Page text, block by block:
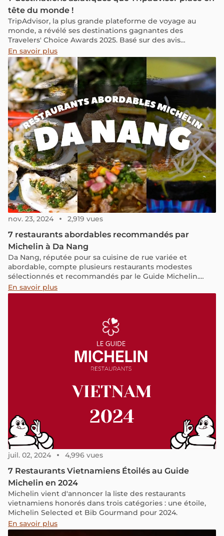
tête du monde !
TripAdvisor, la plus grande plateforme de voyage au
monde, a révélé ses destinations gagnantes des
Travelers' Choice Awards 2025. Basé sur des avis
authentiques de voyageurs, ce prix distingue les lieux les
mieux notés selon la qualité et la quantité des critiques.
Parmi les lauréats cette année, plusieurs destinations
asiatiques se démarquent. Si vous vous demandez où
aller en Asie pour un prochain voyage, voici quelques
idées inspirées des choix des voyageurs du monde
entier. Explorons ensemble 7 destinations d’Asie classées
parmi les 25 meilleures au monde !
En savoir plus
nov. 23, 2024 2,919 vues
7 restaurants abordables recommandés par
Michelin à Da Nang
Da Nang, réputée pour sa cuisine de rue variée et
abordable, compte plusieurs restaurants modestes
sélectionnés et recommandés par le Guide Michelin.
Cette année, 35 établissements de la ville ont été
distingués, dont 7 adresses locales qui se démarquent
En savoir plus
juil. 02, 2024 4,996 vues
7 Restaurants Vietnamiens Étoilés au Guide
Michelin en 2024
Michelin vient d'annoncer la liste des restaurants
vietnamiens honorés dans trois catégories : une étoile,
Michelin Selected et Bib Gourmand pour 2024.
En savoir plus